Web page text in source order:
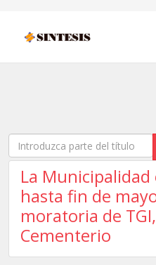
Introduzca parte del título
La
hasta fin de
moratoria de
Cementerio